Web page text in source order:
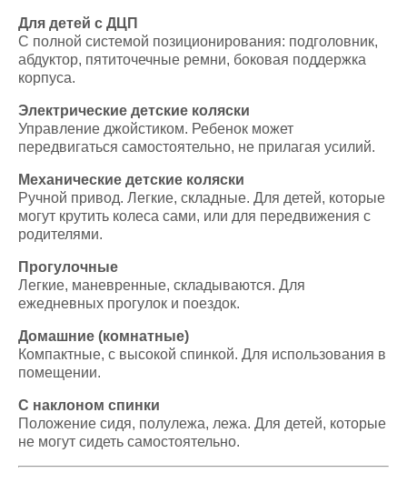
Для детей с ДЦП
С полной системой позиционирования: подголовник,
абдуктор, пятиточечные ремни, боковая поддержка
корпуса.
Электрические детские коляски
Управление джойстиком. Ребенок может
передвигаться самостоятельно, не прилагая усилий.
Механические детские коляски
Ручной привод. Легкие, складные. Для детей, которые
могут крутить колеса сами, или для передвижения с
родителями.
Прогулочные
Легкие, маневренные, складываются. Для
ежедневных прогулок и поездок.
Домашние (комнатные)
Компактные, с высокой спинкой. Для использования в
помещении.
С наклоном спинки
Положение сидя, полулежа, лежа. Для детей, которые
не могут сидеть самостоятельно.